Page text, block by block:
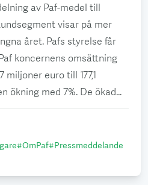
av Paf-medel till
visar på mer
året. Pafs styrelse får
koncernens omsättning
miljoner euro till 177,1
ökning med 7%. De ökad...
#OmPaf#Pressmeddelande